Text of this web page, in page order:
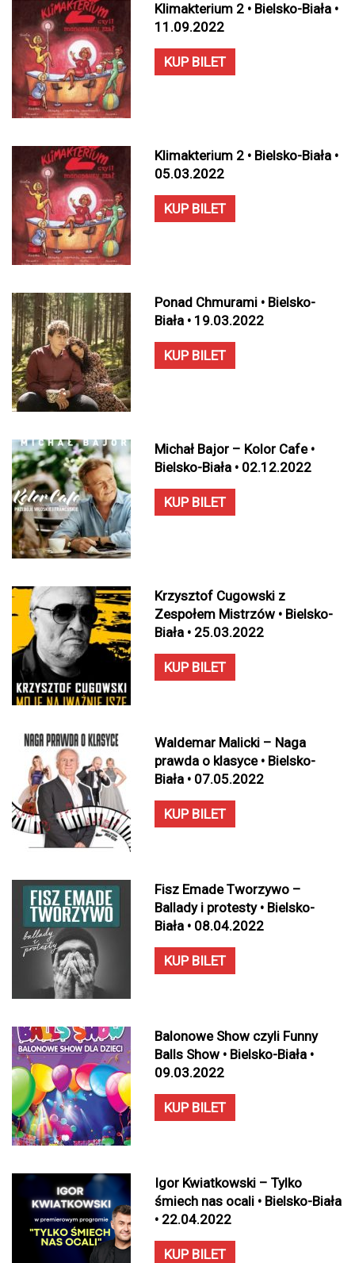
Klimakterium 2 • Bielsko-Biała •
11.09.2022
KUP BILET
Klimakterium 2 • Bielsko-Biała •
05.03.2022
KUP BILET
Ponad Chmurami • Bielsko-
Biała • 19.03.2022
KUP BILET
Michał Bajor – Kolor Cafe •
Bielsko-Biała • 02.12.2022
KUP BILET
Krzysztof Cugowski z
Zespołem Mistrzów • Bielsko-
Biała • 25.03.2022
KUP BILET
Waldemar Malicki – Naga
prawda o klasyce • Bielsko-
Biała • 07.05.2022
KUP BILET
Fisz Emade Tworzywo –
Ballady i protesty • Bielsko-
Biała • 08.04.2022
KUP BILET
Balonowe Show czyli Funny
Balls Show • Bielsko-Biała •
09.03.2022
KUP BILET
Igor Kwiatkowski – Tylko
śmiech nas ocali • Bielsko-Biała
• 22.04.2022
KUP BILET